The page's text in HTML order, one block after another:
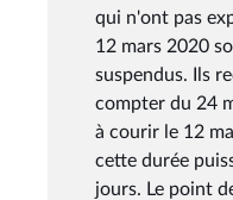
qui n'ont pas
12 mars 2020
suspendus. Ils
compter du 24
à courir le 12
cette durée
jours. Le point